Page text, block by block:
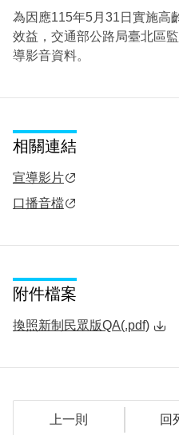
為因應115年5月31日實施高
效益，交通部公路局臺北區
導影音資料。
相關連結
宣導影片
口播音檔
附件檔案
換照新制民眾版QA(.pdf)
上一則 回